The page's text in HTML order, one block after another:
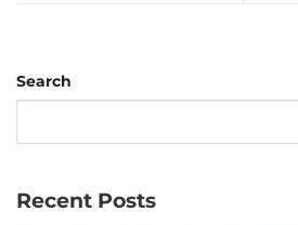
Search
Recent Posts